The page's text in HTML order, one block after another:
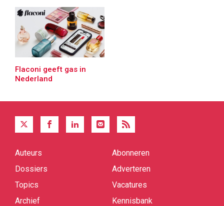
Flaconi geeft gas in
Nederland
Quick
Auteurs
Dossiers
Topics
Archief
Abonneren
Adverteren
Vacatures
Kennisbank